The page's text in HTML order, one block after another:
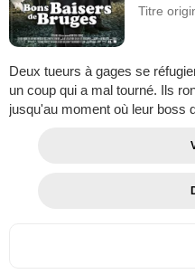
Titre
Deux tueurs à gages se
un coup qui a mal tourné. Ils
jusqu'au moment où leur boss